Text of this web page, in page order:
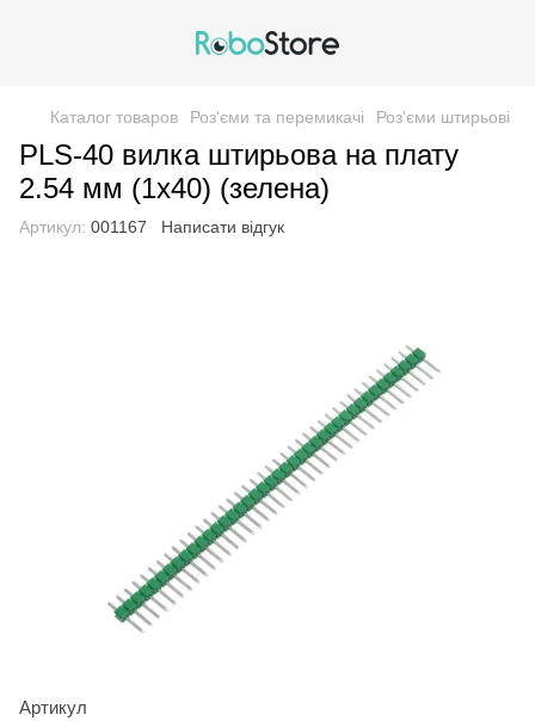
Каталог товаров Роз'єми та перемикачі Роз'єми штирьові
PLS-40 вилка штирьова на плату
2.54 мм (1х40) (зелена)
Артикул: 001167 Написати відгук
Артикул